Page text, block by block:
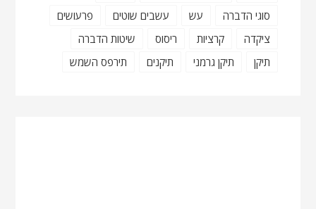
סוגי הדברה
עש עשבים שוטים
פרעושים
ציקדה
קרציות ריסוס
שיטות הדברה
תיקן
תיקן גרמני תיקנים תירפס השמש